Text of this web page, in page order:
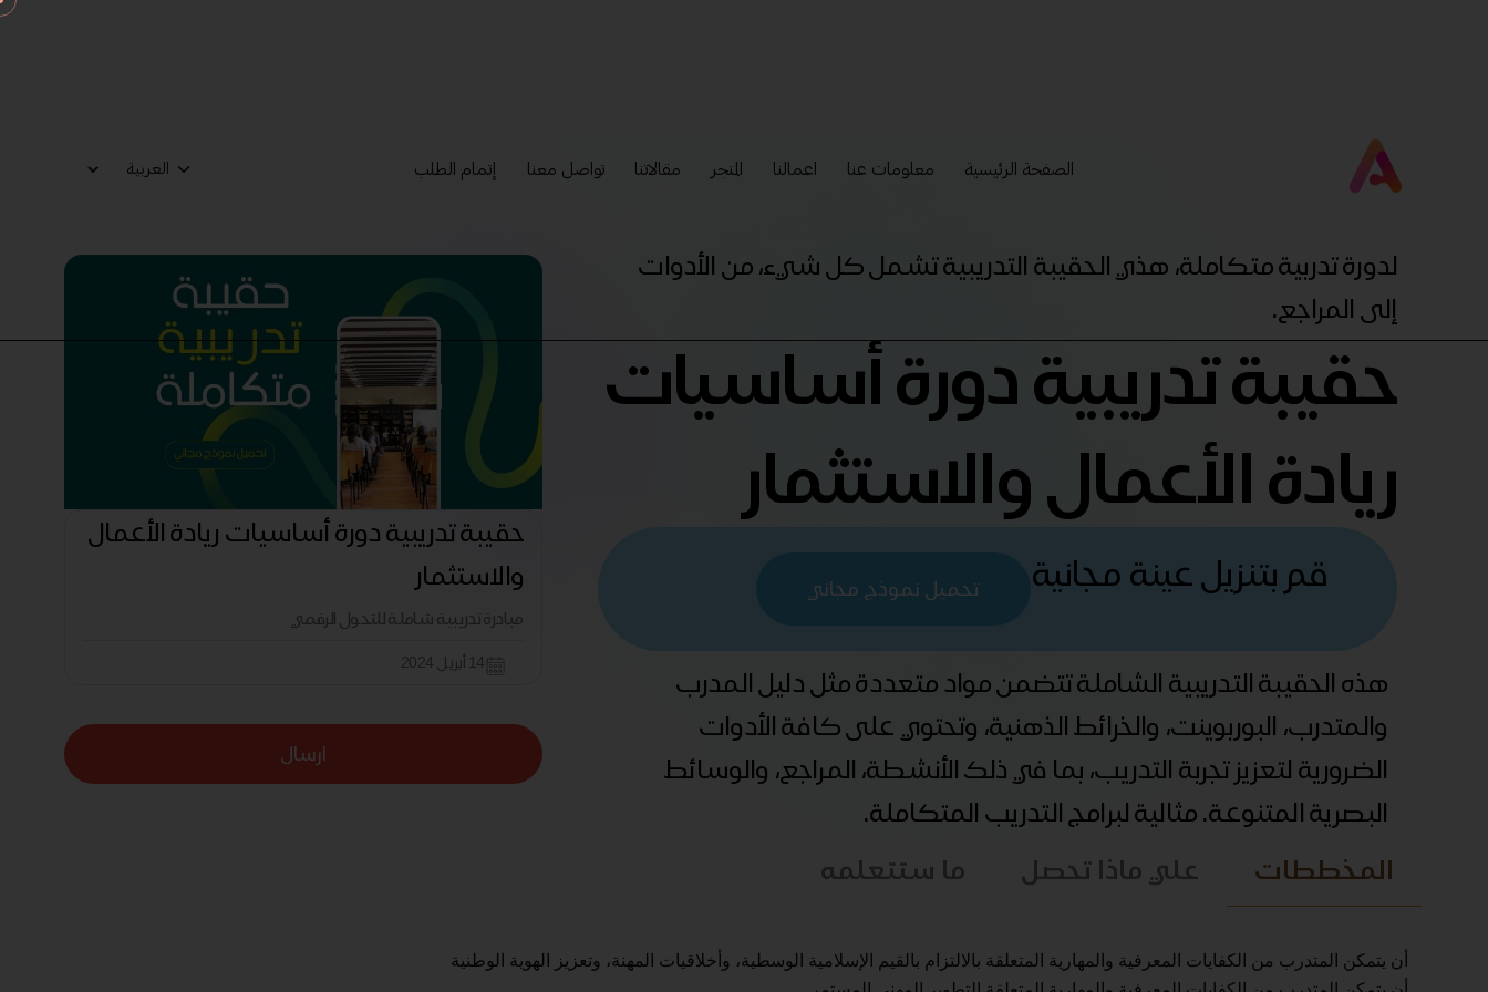
الصفحة الرئيسية معلومات عنا اعمالنا المتجر مقالاتنا تواصل معنا إتمام الطلب
لدورة تدربية متكاملة، هذي الحقيبة التدريبية تشمل كل شيء، من الأدوات
إلى المراجع.
حقيبة تدريبية دورة أساسيات
ريادة الأعمال والاستثمار
قم بتنزيل عينة مجانية تحميل نموذج مجاني
هذه الحقيبة التدريبية الشاملة تتضمن مواد متعددة مثل دليل المدرب
والمتدرب، البوربوينت، والخرائط الذهنية، وتحتوي على كافة الأدوات
الضرورية لتعزيز تجربة التدريب، بما في ذلك الأنشطة، المراجع، والوسائط
البصرية المتنوعة. مثالية لبرامج التدريب المتكاملة.
حقيبة تدريبية دورة أساسيات ريادة الأعمال
والاستثمار
مبادرة تدريبية شاملة للتحول الرقمي
14 أبريل 2024
ارسال
المخططات علي ماذا تحصل ما ستتعلمه
أن يتمكن المتدرب من الكفايات المعرفية والمهارية المتعلقة بالالتزام بالقيم الإسلامية الوسطية، وأخلاقيات المهنة، وتعزيز الهوية الوطنية